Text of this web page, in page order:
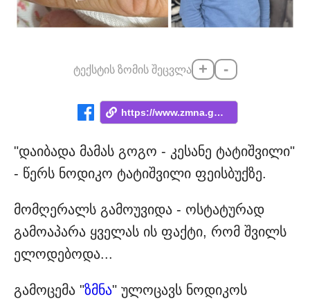
ტექსტის ზომის შეცვლა + -
https://www.zmna.ge/news/nodiko-tatishvi...
"დაიბადა მამას გოგო - კესანე ტატიშვილი"
- წერს ნოდიკო ტატიშვილი ფეისბუქზე.
მომღერალს გამოუვიდა - ოსტატურად
გამოაპარა ყველას ის ფაქტი, რომ შვილს
ელოდებოდა...
გამოცემა "ზმნა" ულოცავს ნოდიკოს